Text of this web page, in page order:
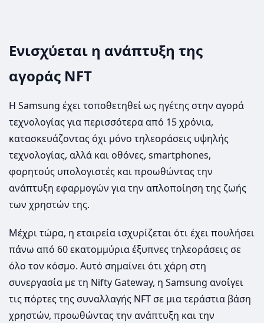
Eνισχύεται η ανάπτυξη της
αγοράς NFT
Η Samsung έχει τοποθετηθεί ως ηγέτης στην αγορά
τεχνολογίας για περισσότερα από 15 χρόνια,
κατασκευάζοντας όχι μόνο τηλεοράσεις υψηλής
τεχνολογίας, αλλά και οθόνες, smartphones,
φορητούς υπολογιστές και προωθώντας την
ανάπτυξη εφαρμογών για την απλοποίηση της ζωής
των χρηστών της.
Μέχρι τώρα, η εταιρεία ισχυρίζεται ότι έχει πουλήσει
πάνω από 60 εκατομμύρια έξυπνες τηλεοράσεις σε
όλο τον κόσμο. Αυτό σημαίνει ότι χάρη στη
συνεργασία με τη Nifty Gateway, η Samsung ανοίγει
τις πόρτες της συναλλαγής NFT σε μια τεράστια βάση
χρηστών, προωθώντας την ανάπτυξη και την